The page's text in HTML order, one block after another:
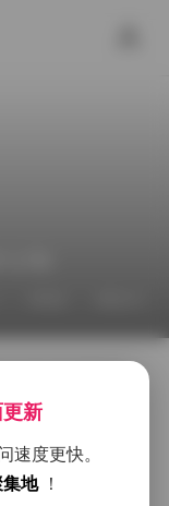
【趣岛】推出
计1.7G的素材，
当到位。合集
展开，场景多
道，光线与她
新
速度更快。
集地 ！